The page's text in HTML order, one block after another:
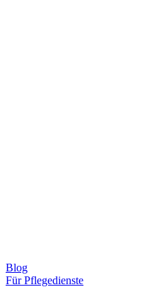
Blog
Für Pflegedienste